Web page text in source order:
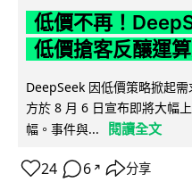
低價不再！
低價搶客反釀運
DeepSeek 因低價策略掀起
方於 8 月 6 日宣布即將大幅
幅。事件與...
閱讀全文
24 6 ↗ 分享